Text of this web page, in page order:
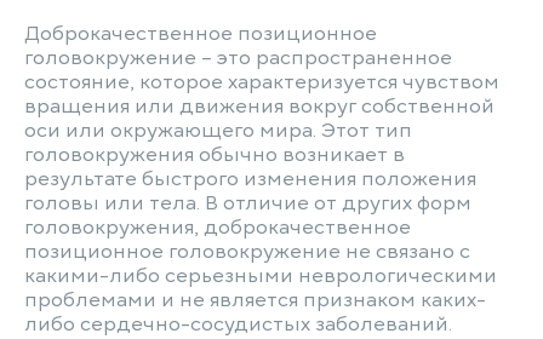
Доброкачественное позиционное
головокружение – это распространенное
состояние, которое характеризуется чувством
вращения или движения вокруг собственной
оси или окружающего мира. Этот тип
головокружения обычно возникает в
результате быстрого изменения положения
головы или тела. В отличие от других форм
головокружения, доброкачественное
позиционное головокружение не связано с
какими-либо серьезными неврологическими
проблемами и не является признаком каких-
либо сердечно-сосудистых заболеваний.